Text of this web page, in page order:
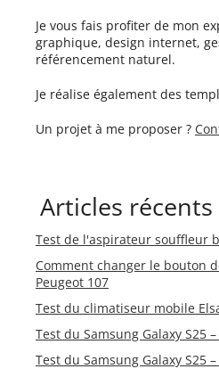
Je vous fais profiter de mon
graphique, design internet,
référencement naturel.
Je réalise également des
Un projet à me proposer ?
Articles récents
Test de l'aspirateur souffleur
Comment changer le bouton
Peugeot 107
Test du climatiseur mobile
Test du Samsung Galaxy S25
Test du Samsung Galaxy S25